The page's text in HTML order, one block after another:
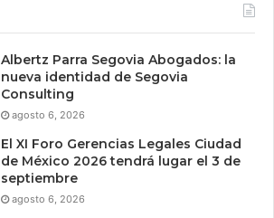
Albertz Parra Segovia Abogados: la
nueva identidad de Segovia
Consulting
agosto 6, 2026
El XI Foro Gerencias Legales Ciudad
de México 2026 tendrá lugar el 3 de
septiembre
agosto 6, 2026